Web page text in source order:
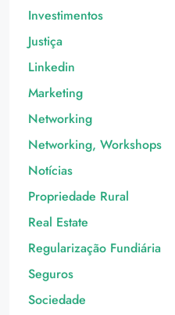
Investimentos
Justiça
Linkedin
Marketing
Networking
Networking, Workshops
Notícias
Propriedade Rural
Real Estate
Regularização Fundiária
Seguros
Sociedade